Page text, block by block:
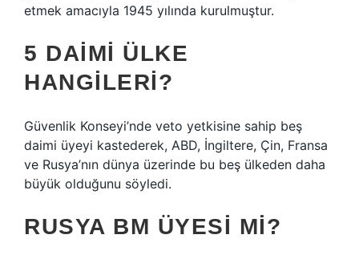
etmek amacıyla 1945 yılında kurulmuştur.
5 DAIMI ÜLKE
HANGILERI?
Güvenlik Konseyi’nde veto yetkisine sahip beş
daimi üyeyi kastederek, ABD, İngiltere, Çin, Fransa
ve Rusya’nın dünya üzerinde bu beş ülkeden daha
büyük olduğunu söyledi.
RUSYA BM ÜYESI MI?